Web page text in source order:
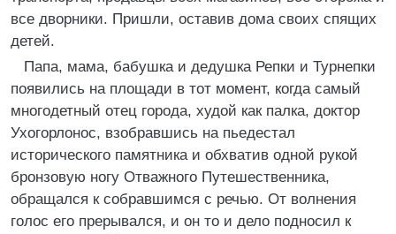
все дворники. Пришли, оставив дома своих спящих
детей.
Папа, мама, бабушка и дедушка Репки и Турнепки
появились на площади в тот момент, когда самый
многодетный отец города, худой как палка, доктор
Ухогорлонос, взобравшись на пьедестал
исторического памятника и обхватив одной рукой
бронзовую ногу Отважного Путешественника,
обращался к собравшимся с речью. От волнения
голос его прерывался, и он то и дело подносил к